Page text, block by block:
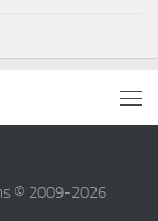
© 2009-2026